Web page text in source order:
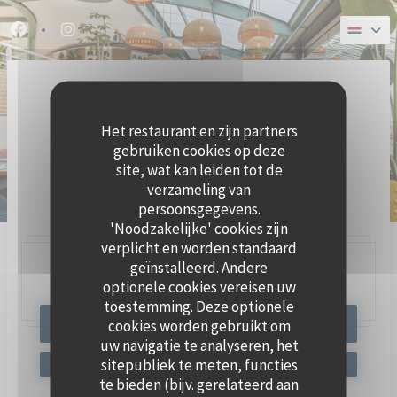
Cookies beheer paneel
Het restaurant en zijn partners
gebruiken cookies op deze
site, wat kan leiden tot de
verzameling van
persoonsgegevens.
'Noodzakelijke' cookies zijn
verplicht en worden standaard
geïnstalleerd. Andere
optionele cookies vereisen uw
toestemming. Deze optionele
cookies worden gebruikt om
uw navigatie te analyseren, het
sitepubliek te meten, functies
te bieden (bijv. gerelateerd aan
Facebook ((opent in een nieuw venster))
Instagram ((opent in een nieuw venster))
BRASSERIE ZEEVRUCHTEN
47, Quai Charles Pasqua,92300 Levallois-Perret
RESERVEER EEN TAFEL